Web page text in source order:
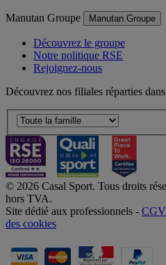
Manutan Groupe Manutan Groupe
Découvrez le groupe
Notre politique RSE
Rejoignez-nous
Découvrez nos filiales réparties
© 2026 Casal Sport. Tous droits
hors TVA.
Site dédié aux professionnels - CGV
des cookies